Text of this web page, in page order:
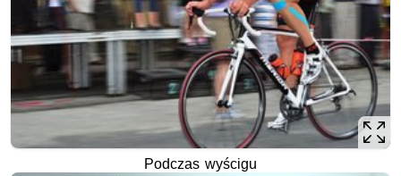
Podczas wyścigu